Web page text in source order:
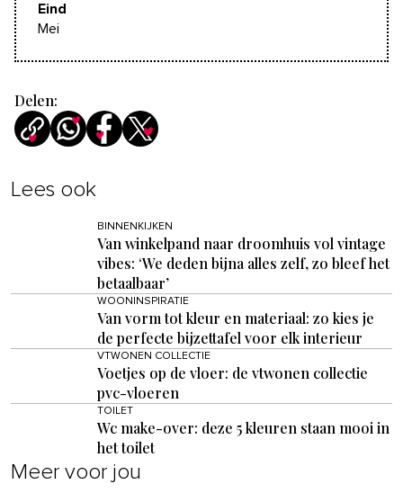
Eind
Mei
Delen:
Lees ook
BINNENKIJKEN
Van winkelpand naar droomhuis vol vintage
vibes: ‘We deden bijna alles zelf, zo bleef het
betaalbaar’
WOONINSPIRATIE
Van vorm tot kleur en materiaal: zo kies je
de perfecte bijzettafel voor elk interieur
VTWONEN COLLECTIE
Voetjes op de vloer: de vtwonen collectie
pvc-vloeren
TOILET
Wc make-over: deze 5 kleuren staan mooi in
het toilet
Meer voor jou